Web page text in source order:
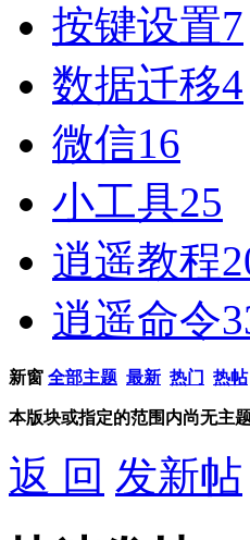
按键设置7
数据迁移4
微信16
小工具25
逍遥教程
逍遥命令
新窗 全部主题 最新 热门 热帖
本版块或指定的范围内尚无主
返 回 发新帖